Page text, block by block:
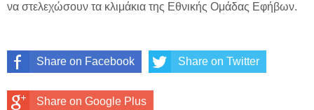
να στελεχώσουν τα κλιμάκια της Εθνικής Ομάδας Εφήβων.
Share on Facebook Share on Twitter
Share on Google Plus